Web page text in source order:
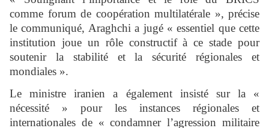
comme forum de coopération multilatérale », précise
le communiqué, Araghchi a jugé « essentiel que cette
institution joue un rôle constructif à ce stade pour
soutenir la stabilité et la sécurité régionales et
mondiales ».
Le ministre iranien a également insisté sur la «
nécessité » pour les instances régionales et
internationales de « condamner l’agression militaire